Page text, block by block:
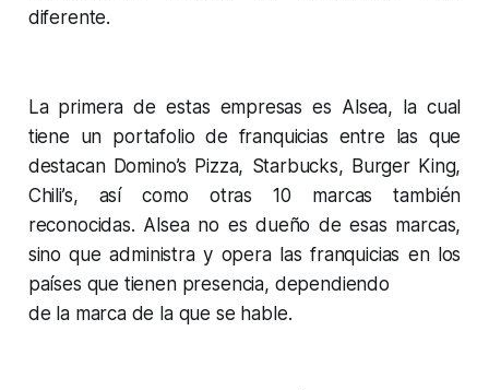
diferente.
La primera de estas empresas es Alsea, la cual
tiene un portafolio de franquicias entre las que
destacan Domino’s Pizza, Starbucks, Burger King,
Chili’s, así como otras 10 marcas también
reconocidas. Alsea no es dueño de esas marcas,
sino que administra y opera las franquicias en los
países que tienen presencia, dependiendo
de la marca de la que se hable.